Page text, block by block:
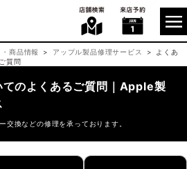
商品情報 アップル製品修理サービス
よくあ
質問
のよくあるご質問｜Apple製
交換などの修理を承っております。